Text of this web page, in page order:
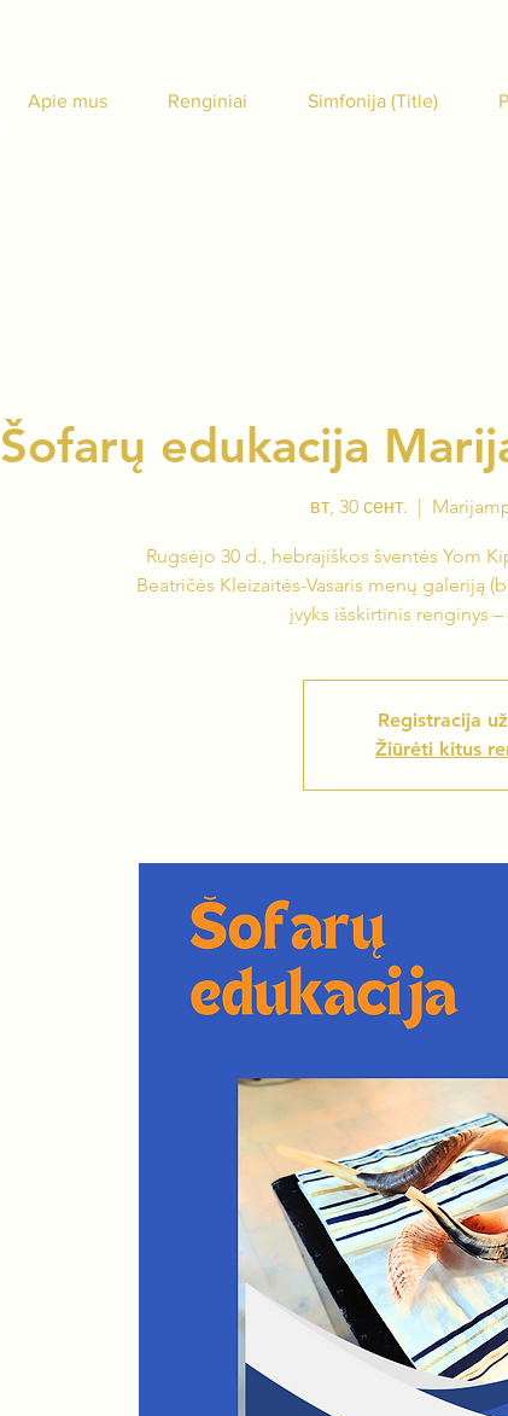
Apie mus Renginiai Simfonija (Title)
Šofarų edukacija
вт, 30 сент.
  |
Rugsėjo 30 d., hebrajiškos šventės Yom
Beatričės Kleizaitės-Vasaris menų galeriją
įvyks išskirtinis renginys
Registracija
Žiūrėti kitus